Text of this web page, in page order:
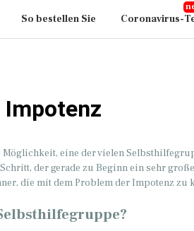
So bestellen Sie Coronavirus-
eine der vielen
der gerade zu Beginn ein sehr
die mit dem Problem der Impotenz zu